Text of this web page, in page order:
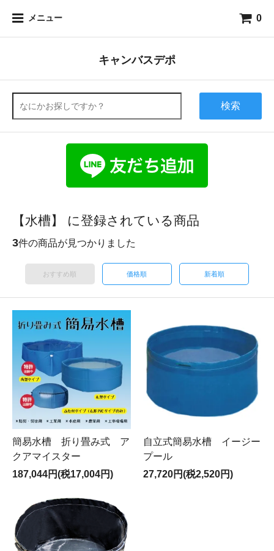
メニュー 0
キャンバスデポ
検索
【水槽】 に登録されている商品
3件の商品が見つかりました
おすすめ順 価格順 新着順
簡易水槽 折り畳み式 ア
クアマイスター
187,044円(税17,004円)
自立式簡易水槽 イージー
プール
27,720円(税2,520円)